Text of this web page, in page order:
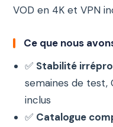
VOD en 4K et VPN
Ce que nous
✅ Stabilité
semaines de test,
inclus
✅ Catalogue